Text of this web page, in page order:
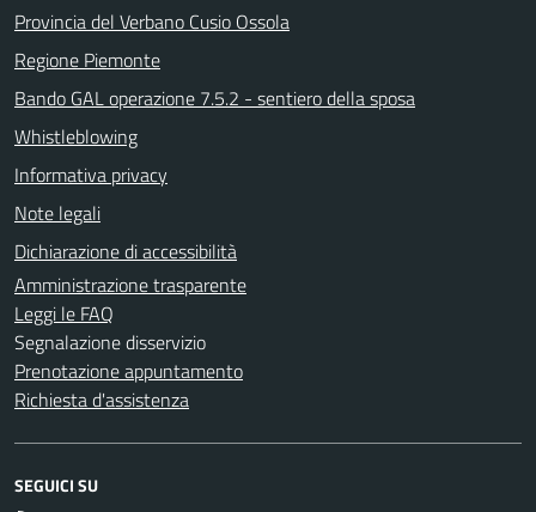
Provincia del Verbano Cusio Ossola
Regione Piemonte
Bando GAL operazione 7.5.2 - sentiero della sposa
Whistleblowing
Informativa privacy
Note legali
Dichiarazione di accessibilità
Amministrazione trasparente
Leggi le FAQ
Segnalazione disservizio
Prenotazione appuntamento
Richiesta d'assistenza
SEGUICI SU